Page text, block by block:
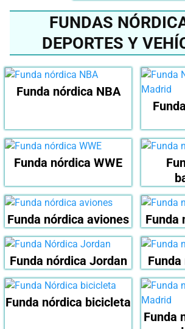
FUNDAS
DEPORTES Y
Funda nórdica NBA
Funda nórdica WWE
Funda nórdica aviones Funda
Funda nórdica Jordan
Funda nórdica bicicleta
Funda